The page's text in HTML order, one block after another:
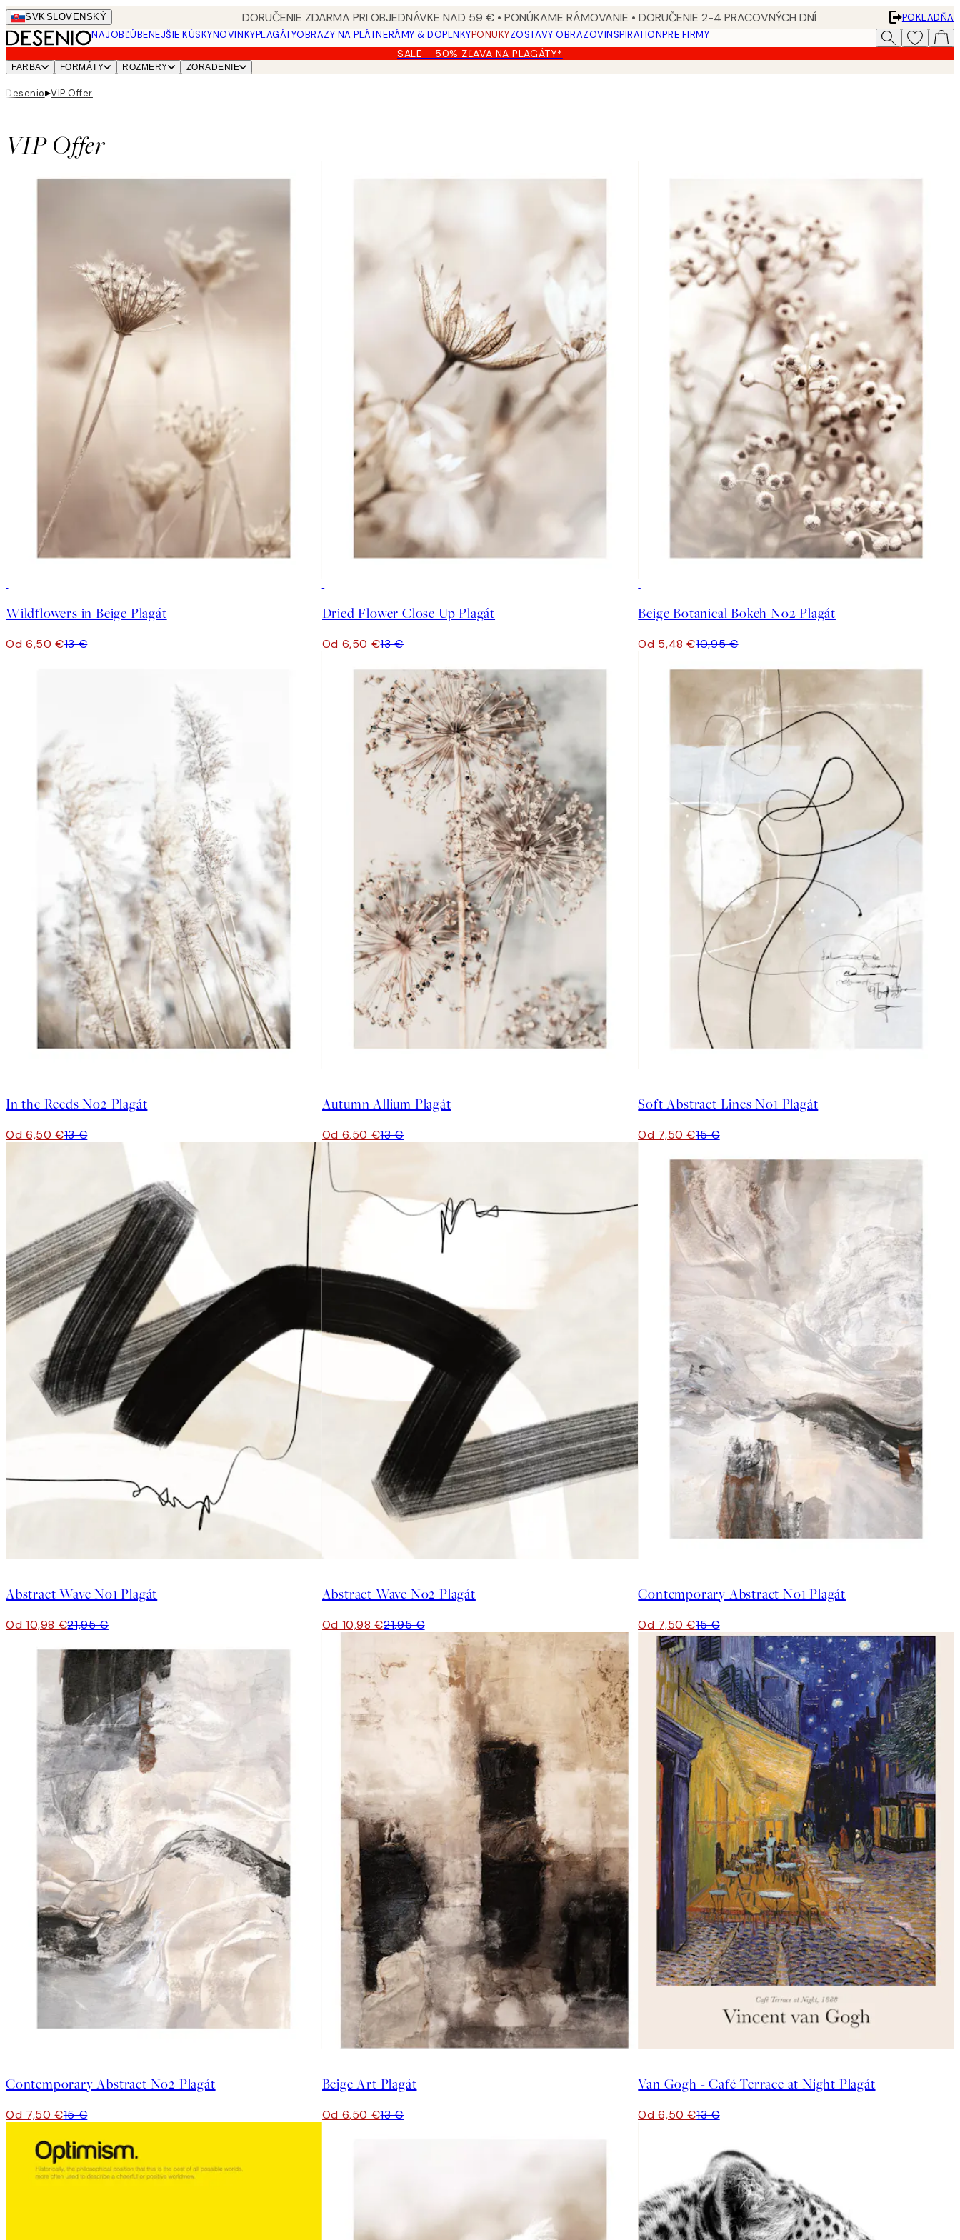
Skip
to
main
content.
SVKSLOVENSKÝ DORUČENIE ZDARMA PRI OBJEDNÁVKE NAD 59 € • PONÚKAME RÁMOVANIE • DORUČENIE 2-4 PRACOVNÝCH DNÍ
POKLADŇA
NAJOBĽÚBENEJŠIE KÚSKYNOVINKYPLAGÁTYOBRAZY NA PLÁTNERÁMY & DOPLNKYPONUKYZOSTAVY OBRAZOVINSPIRATIONPRE FIRMY
SALE - 50% ZĽAVA NA PLAGÁTY*
FARBA FORMÁTY ROZMERY ZORADENIE
Desenio▸VIP Offer
VIP Offer
Wildflowers in Beige Plagát
Od 6,50 €13 €
Dried Flower Close Up Plagát
Od 6,50 €13 €
Beige Botanical Bokeh No2 Plagát
Od 5,48 €10,95 €
In the Reeds No2 Plagát
Od 6,50 €13 €
Autumn Allium Plagát
Od 6,50 €13 €
Soft Abstract Lines No1 Plagát
Od 7,50 €15 €
Abstract Wave No1 Plagát
Od 10,98 €21,95 €
Abstract Wave No2 Plagát
Od 10,98 €21,95 €
Contemporary Abstract No1 Plagát
Od 7,50 €15 €
Contemporary Abstract No2 Plagát
Od 7,50 €15 €
Beige Art Plagát
Od 6,50 €13 €
Van Gogh - Café Terrace at Night Plagát
Od 6,50 €13 €